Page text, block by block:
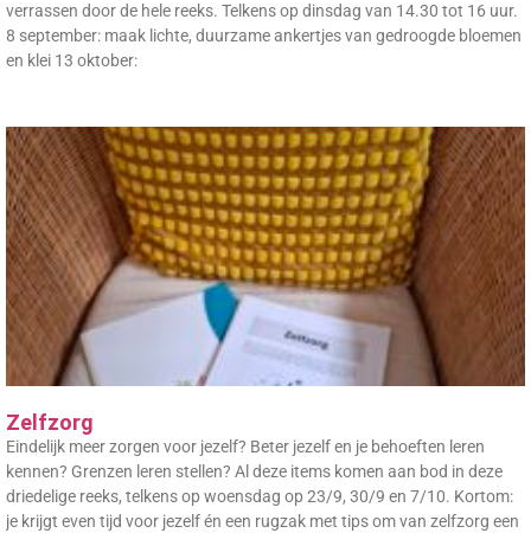
verrassen door de hele reeks. Telkens op dinsdag van 14.30 tot 16 uur.
8 september: maak lichte, duurzame ankertjes van gedroogde bloemen
en klei 13 oktober:
Zelfzorg
Eindelijk meer zorgen voor jezelf? Beter jezelf en je behoeften leren
kennen? Grenzen leren stellen? Al deze items komen aan bod in deze
driedelige reeks, telkens op woensdag op 23/9, 30/9 en 7/10. Kortom:
je krijgt even tijd voor jezelf én een rugzak met tips om van zelfzorg een